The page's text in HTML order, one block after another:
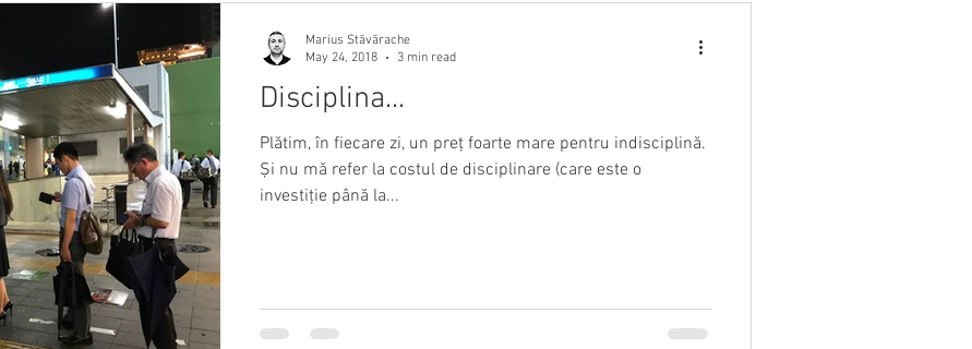
Disciplina...
Plătim, în fiecare zi, un preț foarte mare pentru indisciplină.
Și nu mă refer la costul de disciplinare (care este o
investiție până la...
Marius Stăvărache
May 24, 2018
3 min read